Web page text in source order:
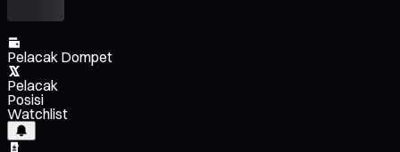
Pelacak Dompet
Pelacak
Posisi
Watchlist